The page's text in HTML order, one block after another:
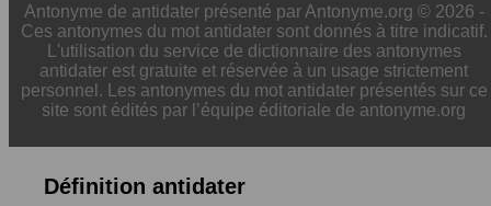
Antonyme de antidater présenté par Antonyme.org © 2026 -
Ces antonymes du mot antidater sont donnés à titre indicatif.
L'utilisation du service de dictionnaire des antonymes
antidater est gratuite et réservée à un usage strictement
personnel. Les antonymes du mot antidater présentés sur ce
site sont édités par l’équipe éditoriale de antonyme.org
Définition antidater